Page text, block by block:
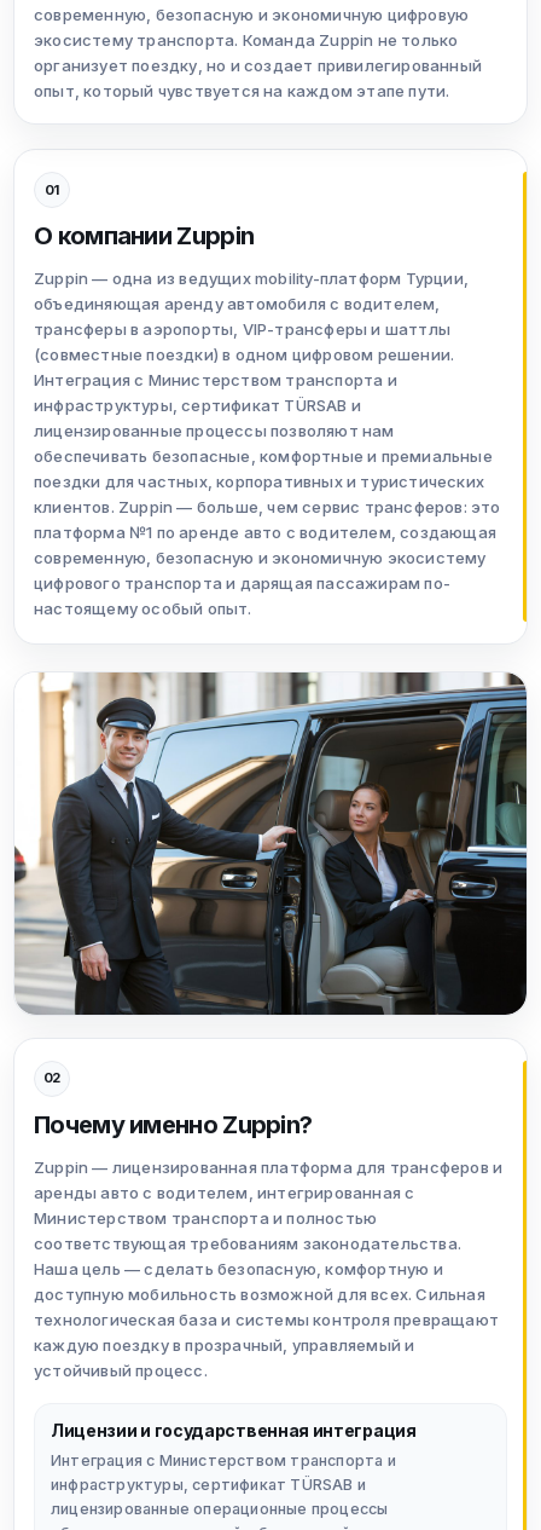
современную, безопасную и экономичную цифровую
экосистему транспорта. Команда Zuppin не только
организует поездку, но и создает привилегированный
опыт, который чувствуется на каждом этапе пути.
01
О компании Zuppin
Zuppin — одна из ведущих mobility-платформ Турции,
объединяющая аренду автомобиля с водителем,
трансферы в аэропорты, VIP-трансферы и шаттлы
(совместные поездки) в одном цифровом решении.
Интеграция с Министерством транспорта и
инфраструктуры, сертификат TÜRSAB и
лицензированные процессы позволяют нам
обеспечивать безопасные, комфортные и премиальные
поездки для частных, корпоративных и туристических
клиентов. Zuppin — больше, чем сервис трансферов: это
платформа №1 по аренде авто с водителем, создающая
современную, безопасную и экономичную экосистему
цифрового транспорта и дарящая пассажирам по-
настоящему особый опыт.
02
Почему именно Zuppin?
Zuppin — лицензированная платформа для трансферов и
аренды авто с водителем, интегрированная с
Министерством транспорта и полностью
соответствующая требованиям законодательства.
Наша цель — сделать безопасную, комфортную и
доступную мобильность возможной для всех. Сильная
технологическая база и системы контроля превращают
каждую поездку в прозрачный, управляемый и
устойчивый процесс.
Лицензии и государственная интеграция
Интеграция с Министерством транспорта и
инфраструктуры, сертификат TÜRSAB и
лицензированные операционные процессы